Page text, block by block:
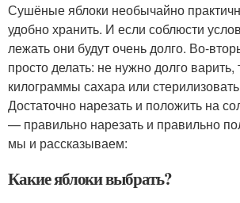
Сушёные яблоки необычайно
удобно хранить. И если соблюсти
лежать они будут очень долго. Во-
просто делать: не нужно долго варить,
килограммы сахара или
Достаточно нарезать и положить на
— правильно нарезать и правильно
мы и рассказываем:
Какие яблоки выбрать?